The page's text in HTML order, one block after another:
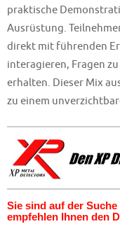
praktische
Ausrüstung.
direkt mit führenden
interagieren, Fragen
erhalten. Dieser Mix
zu einem
Sie sind auf der
empfehlen Ihnen den